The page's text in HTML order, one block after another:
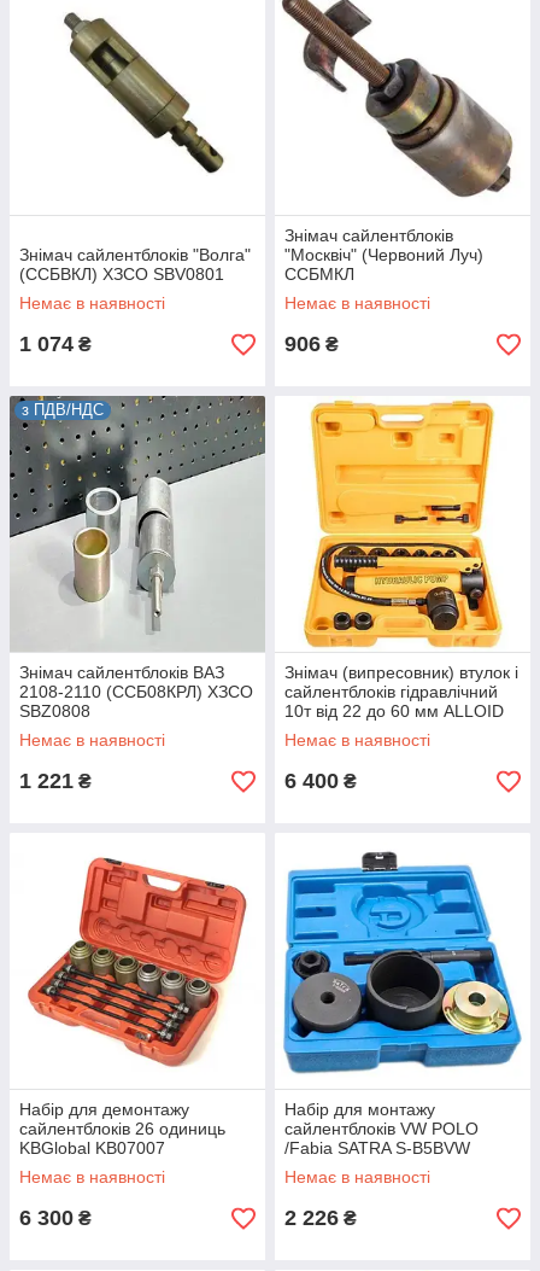
Знімач сайлентблоків "Волга"
(ССБВКЛ) ХЗСО SBV0801
Немає в наявності
1 074 ₴
Знімач сайлентблоків
"Москвіч" (Червоний Луч)
ССБМКЛ
Немає в наявності
906 ₴
з ПДВ/НДС
Знімач сайлентблоків ВАЗ
2108-2110 (ССБ08КРЛ) ХЗСО
SBZ0808
Немає в наявності
1 221 ₴
Знімач (випресовник) втулок і
сайлентблоків гідравлічний
10т від 22 до 60 мм ALLOID
HHK-10
Немає в наявності
6 400 ₴
Набір для демонтажу
сайлентблоків 26 одиниць
KBGlobal KB07007
Немає в наявності
6 300 ₴
Набір для монтажу
сайлентблоків VW POLO
/Fabia SATRA S-B5BVW
Немає в наявності
2 226 ₴